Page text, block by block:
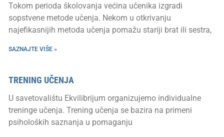
Tokom perioda školovanja većina učenika izgradi
sopstvene metode učenja. Nekom u otkrivanju
najefikasnijih metoda učenja pomažu stariji brat ili sestra,
SAZNAJTE VIŠE »
TRENING UČENJA
U savetovalištu Ekvilibrijum organizujemo individualne
treninge učenja. Trening učenja se bazira na primeni
psiholoških saznanja u pomaganju